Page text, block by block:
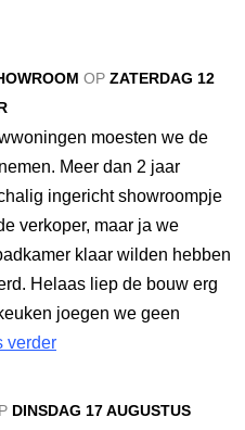
OP ZATERDAG 12
moesten we de
Meer dan 2 jaar
ingericht showroompje
verkoper, maar ja we
klaar wilden hebben
Helaas liep de bouw erg
joegen we geen
verder
DINSDAG 17 AUGUSTUS